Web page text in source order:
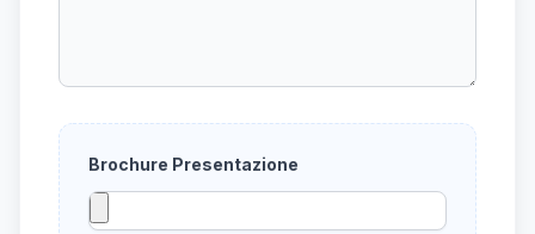
Brochure Presentazione